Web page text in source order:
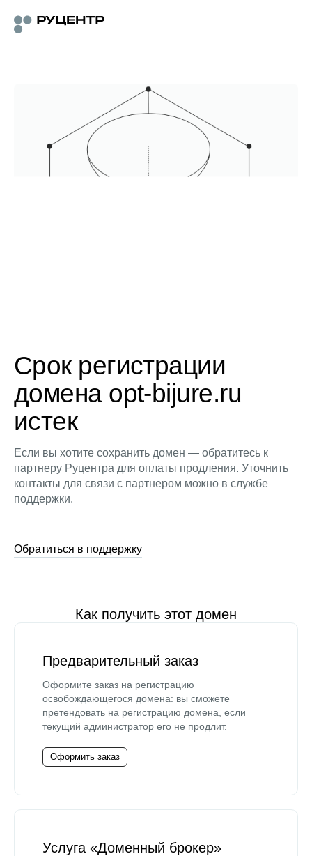
Срок регистрации
домена opt-bijure.ru
истек
Если вы хотите сохранить домен — обратитесь к
партнеру Руцентра для оплаты продления. Уточнить
контакты для связи с партнером можно в службе
поддержки.
Обратиться в поддержку
Как получить этот домен
Предварительный заказ
Оформите заказ на регистрацию
освобождающегося домена: вы сможете
претендовать на регистрацию домена, если
текущий администратор его не продлит.
Оформить заказ
Услуга «Доменный брокер»